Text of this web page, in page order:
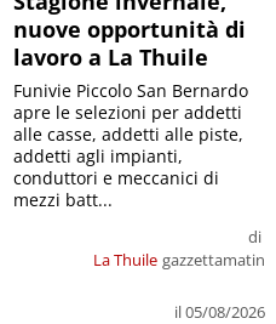
nuove opportunità di
lavoro a La Thuile
La Thuile
di
gazzettamatin
il 05/08/2026
Funivie Piccolo San Bernardo
apre le selezioni per addetti
alle casse, addetti alle piste,
addetti agli impianti,
conduttori e meccanici di
mezzi batt...